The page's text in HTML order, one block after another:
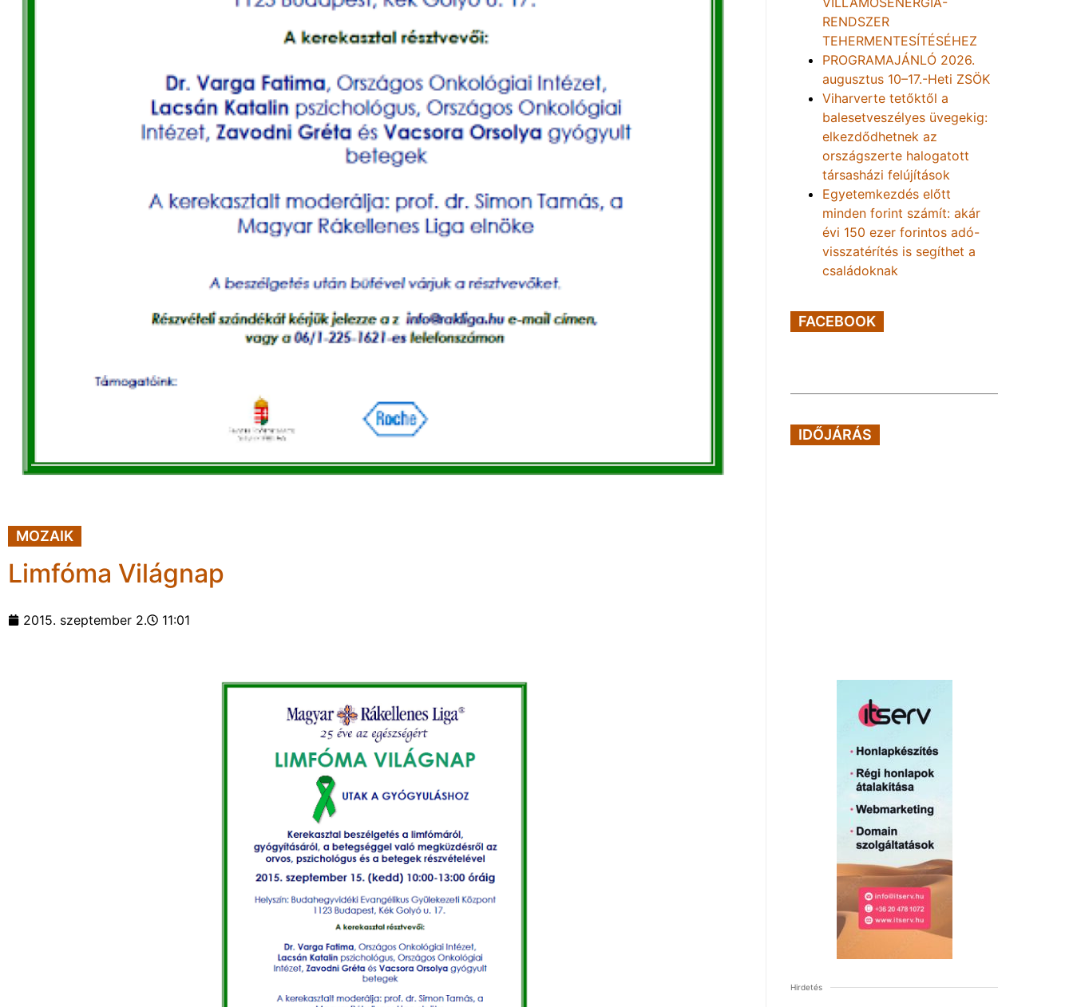
MOZAIK
Limfóma Világnap
2015. szeptember 2. 11:01
RENDSZER
TEHERMENTESÍTÉSÉHEZ
PROGRAMAJÁNLÓ 2026.
augusztus 10–17.-Heti ZSÖK
Viharverte tetőktől a
balesetveszélyes üvegekig:
elkezdődhetnek az
országszerte halogatott
társasházi felújítások
Egyetemkezdés előtt
minden forint számít: akár
évi 150 ezer forintos adó-
visszatérítés is segíthet a
családoknak
FACEBOOK
IDŐJÁRÁS
Hirdetés